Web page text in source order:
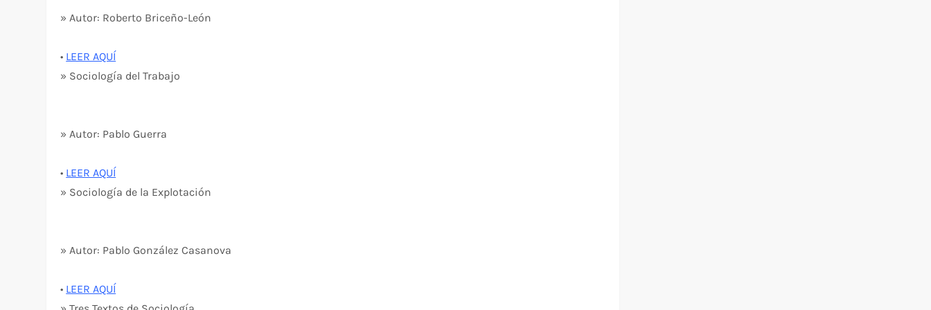
» Autor: Roberto Briceño-León
• LEER AQUÍ
» Sociología del Trabajo
» Autor: Pablo Guerra
• LEER AQUÍ
» Sociología de la Explotación
» Autor: Pablo González Casanova
• LEER AQUÍ